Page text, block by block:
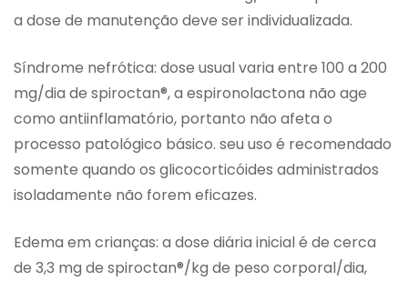
a dose de manutenção deve ser individualizada.
Síndrome nefrótica: dose usual varia entre 100 a 200
mg/dia de spiroctan®, a espironolactona não age
como antiinflamatório, portanto não afeta o
processo patológico básico. seu uso é recomendado
somente quando os glicocorticóides administrados
isoladamente não forem eficazes.
Edema em crianças: a dose diária inicial é de cerca
de 3,3 mg de spiroctan®/kg de peso corporal/dia,